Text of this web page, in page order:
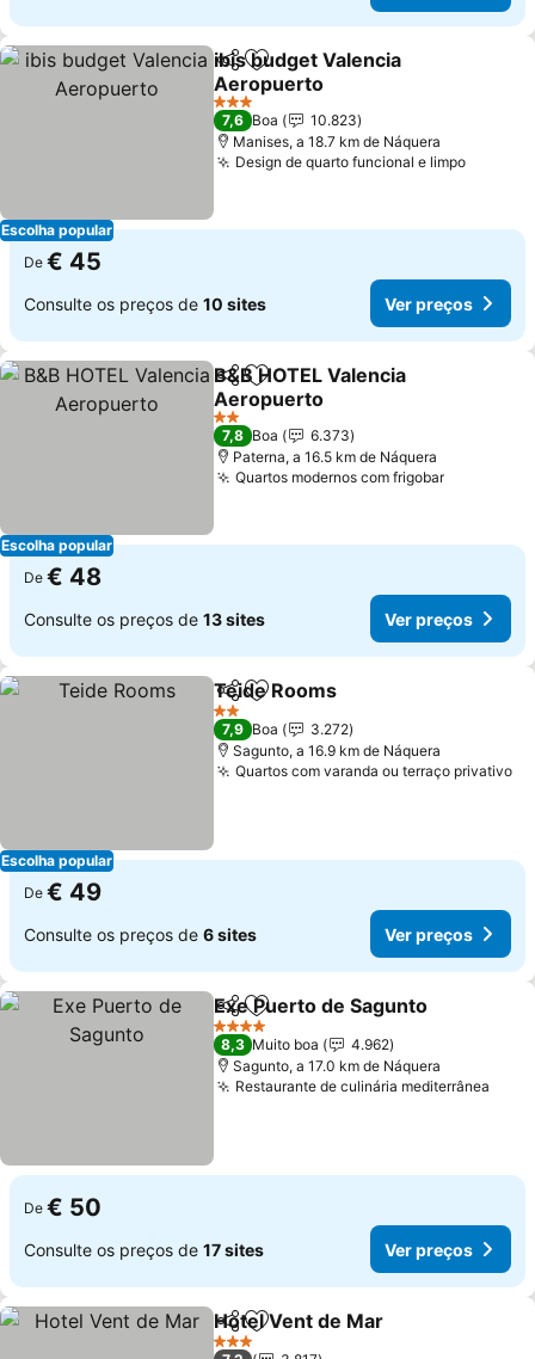
Escolha popular
PartilharAdicionar aos favoritos
ibis budget Valencia
Aeropuerto
3 Estrelas
7,6 Boa
10.823
Manises, a 18.7 km de Náquera
Design de quarto funcional e limpo
De € 45
Consulte os preços de 10 sites Ver preços
Escolha popular
PartilharAdicionar aos favoritos
B&B HOTEL Valencia
Aeropuerto
2 Estrelas
7,8 Boa
6.373
Paterna, a 16.5 km de Náquera
Quartos modernos com frigobar
De € 48
Consulte os preços de 13 sites Ver preços
Escolha popular
PartilharAdicionar aos favoritos
Teide Rooms
2 Estrelas
7,9 Boa
3.272
Sagunto, a 16.9 km de Náquera
Quartos com varanda ou terraço privativo
De € 49
Consulte os preços de 6 sites Ver preços
PartilharAdicionar aos favoritos
Exe Puerto de Sagunto
4 Estrelas
8,3 Muito boa
4.962
Sagunto, a 17.0 km de Náquera
Restaurante de culinária mediterrânea
De € 50
Consulte os preços de 17 sites Ver preços
PartilharAdicionar aos favoritos
Hotel Vent de Mar
3 Estrelas